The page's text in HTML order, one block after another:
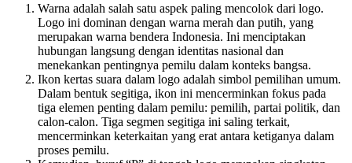
Warna adalah salah satu aspek paling mencolok dari logo.
Logo ini dominan dengan warna merah dan putih, yang
merupakan warna bendera Indonesia. Ini menciptakan
hubungan langsung dengan identitas nasional dan
menekankan pentingnya pemilu dalam konteks bangsa.
Ikon kertas suara dalam logo adalah simbol pemilihan umum.
Dalam bentuk segitiga, ikon ini mencerminkan fokus pada
tiga elemen penting dalam pemilu: pemilih, partai politik, dan
calon-calon. Tiga segmen segitiga ini saling terkait,
mencerminkan keterkaitan yang erat antara ketiganya dalam
proses pemilu.